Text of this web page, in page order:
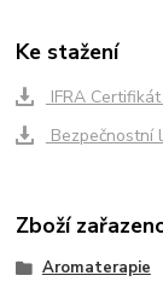
Ke stažení
IFRA
Bezpečnostní
Zboží
Aromaterapie